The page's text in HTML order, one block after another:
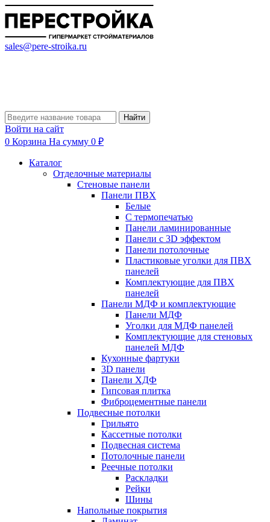
sales@pere-stroika.ru
Найти
Войти на сайт
0 Корзина На сумму 0 ₽
Каталог
Отделочные материалы
Стеновые панели
Панели ПВХ
Белые
С термопечатью
Панели ламинированные
Панели с 3D эффектом
Панели потолочные
Пластиковые уголки для ПВХ
панелей
Комплектующие для ПВХ
панелей
Панели МДФ и комплектующие
Панели МДФ
Уголки для МДФ панелей
Комплектующие для стеновых
панелей МДФ
Кухонные фартуки
3D панели
Панели ХДФ
Гипсовая плитка
Фиброцементные панели
Подвесные потолки
Грильято
Кассетные потолки
Подвесная система
Потолочные панели
Реечные потолки
Раскладки
Рейки
Шины
Напольные покрытия